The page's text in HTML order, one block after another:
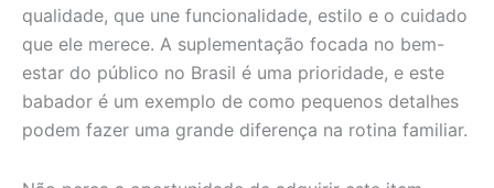
qualidade, que une funcionalidade, estilo e o cuidado
que ele merece. A suplementação focada no bem-
estar do público no Brasil é uma prioridade, e este
babador é um exemplo de como pequenos detalhes
podem fazer uma grande diferença na rotina familiar.